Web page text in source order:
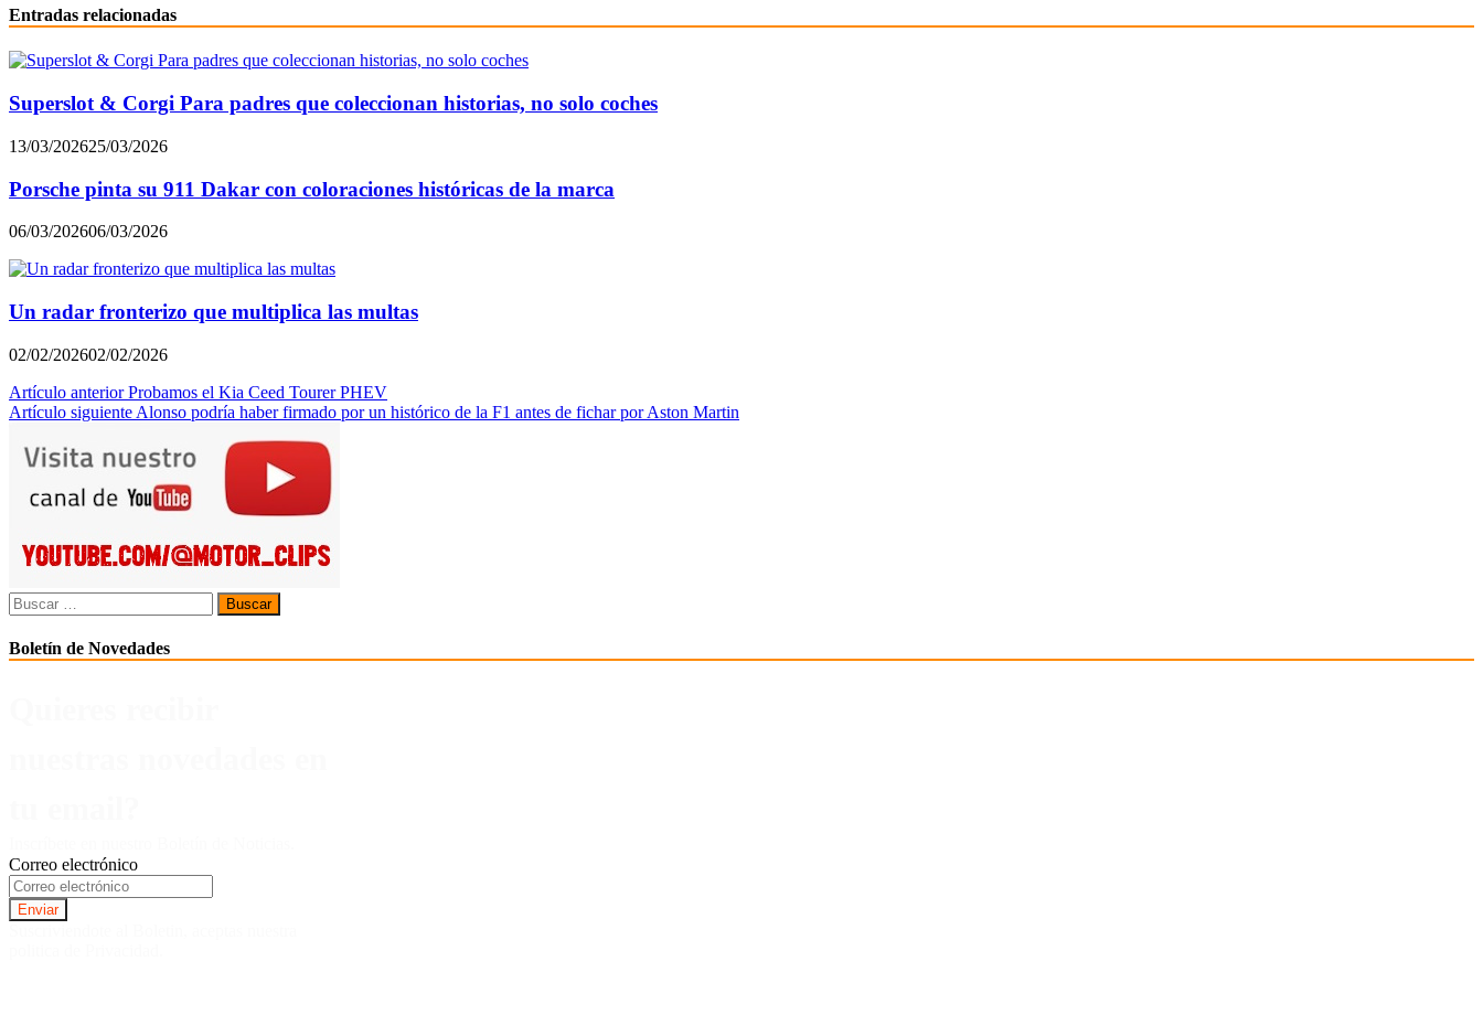
Entradas relacionadas
Superslot & Corgi Para padres que coleccionan historias, no solo coches
13/03/202625/03/2026
Porsche pinta su 911 Dakar con coloraciones históricas de la marca
06/03/202606/03/2026
Un radar fronterizo que multiplica las multas
02/02/202602/02/2026
Navegación
de
entradas
Artículo anterior Probamos el Kia Ceed Tourer PHEV
Artículo siguiente Alonso podría haber firmado por un histórico de la F1 antes de fichar por Aston Martin
Buscar:
Boletín de Novedades
Correo electrónico